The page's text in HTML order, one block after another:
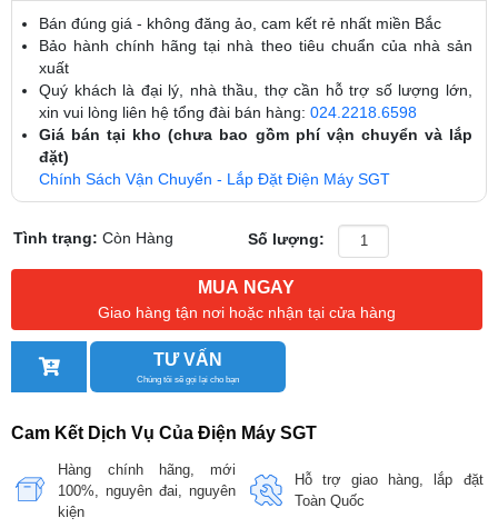
Bán đúng giá - không đăng ảo, cam kết rẻ nhất miền Bắc
Bảo hành chính hãng tại nhà theo tiêu chuẩn của nhà sản
xuất
Quý khách là đại lý, nhà thầu, thợ cần hỗ trợ số lượng lớn,
xin vui lòng liên hệ tổng đài bán hàng: 024.2218.6598
Giá bán tại kho (chưa bao gồm phí vận chuyển và lắp
đặt)
Chính Sách Vận Chuyển - Lắp Đặt Điện Máy SGT
Tình trạng:Còn Hàng Số lượng:
MUA NGAY
Giao hàng tận nơi hoặc nhận tại cửa hàng
TƯ VẤN
Chúng tôi sẽ gọi lại cho bạn
Cam Kết Dịch Vụ Của Điện Máy SGT
Hàng chính hãng, mới
100%, nguyên đai, nguyên
kiện
Hỗ trợ giao hàng, lắp đặt
Toàn Quốc